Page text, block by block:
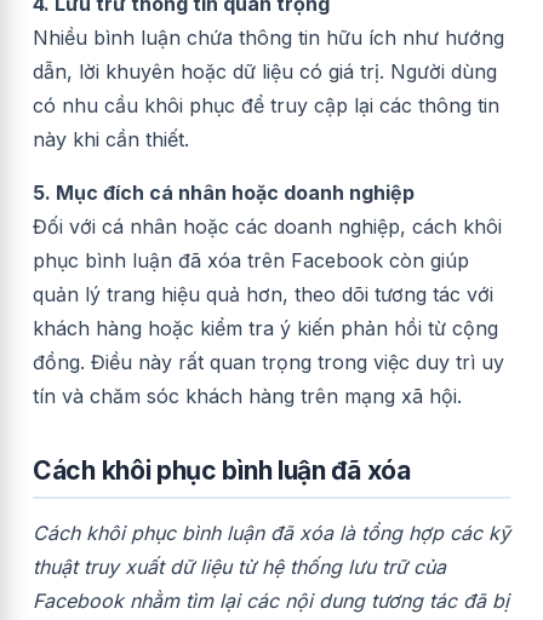
Nhiều bình luận chứa thông tin hữu ích như hướng
dẫn, lời khuyên hoặc dữ liệu có giá trị. Người dùng
có nhu cầu khôi phục để truy cập lại các thông tin
này khi cần thiết.
5. Mục đích cá nhân hoặc doanh nghiệp
Đối với cá nhân hoặc các doanh nghiệp, cách khôi
phục bình luận đã xóa trên Facebook còn giúp
quản lý trang hiệu quả hơn, theo dõi tương tác với
khách hàng hoặc kiểm tra ý kiến phản hồi từ cộng
đồng. Điều này rất quan trọng trong việc duy trì uy
tín và chăm sóc khách hàng trên mạng xã hội.
Cách khôi phục bình luận đã xóa
Cách khôi phục bình luận đã xóa là tổng hợp các kỹ
thuật truy xuất dữ liệu từ hệ thống lưu trữ của
Facebook nhằm tìm lại các nội dung tương tác đã bị